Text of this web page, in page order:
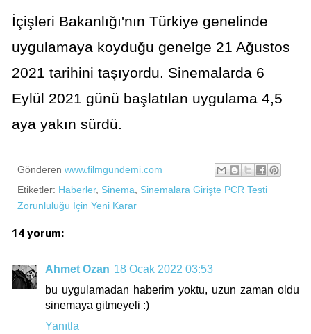
İçişleri Bakanlığı'nın Türkiye genelinde
uygulamaya koyduğu genelge 21 Ağustos
2021 tarihini taşıyordu. Sinemalarda 6
Eylül 2021 günü başlatılan uygulama 4,5
aya yakın sürdü.
Gönderen www.filmgundemi.com
Etiketler: Haberler, Sinema
Sinemalara Girişte PCR Testi
Zorunluluğu İçin Yeni Karar
14 yorum:
Ahmet Ozan 18 Ocak 2022 03:53
bu uygulamadan haberim yoktu, uzun zaman oldu
sinemaya gitmeyeli :)
Yanıtla